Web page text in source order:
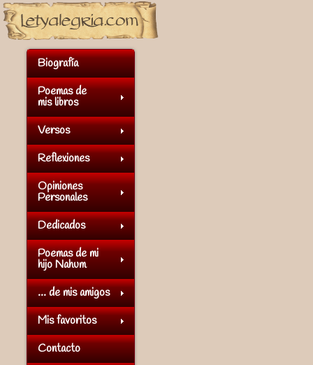
Biografía
Poemas de
mis libros
Versos
Reflexiones
Opiniones
Personales
Dedicados
Poemas de mi
hijo Nahum
... de mis amigos
Mis favoritos
Contacto